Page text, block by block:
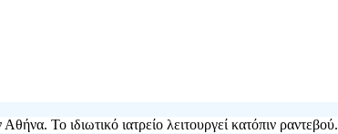
Το ιδιωτικό ιατρείο λειτουργεί κατόπιν ραντεβού.